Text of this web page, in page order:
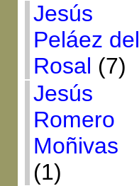
Jesús
Peláez del
Rosal (7)
Jesús
Romero
Moñivas
(1)